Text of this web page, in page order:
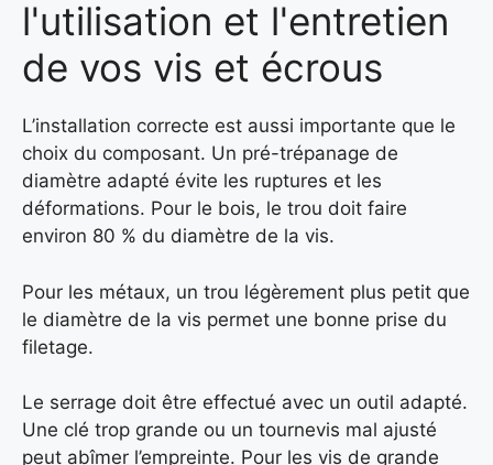
l'utilisation et l'entretien
de vos vis et écrous
L’installation correcte est aussi importante que le
choix du composant. Un pré-trépanage de
diamètre adapté évite les ruptures et les
déformations. Pour le bois, le trou doit faire
environ 80 % du diamètre de la vis.
Pour les métaux, un trou légèrement plus petit que
le diamètre de la vis permet une bonne prise du
filetage.
Le serrage doit être effectué avec un outil adapté.
Une clé trop grande ou un tournevis mal ajusté
peut abîmer l’empreinte. Pour les vis de grande